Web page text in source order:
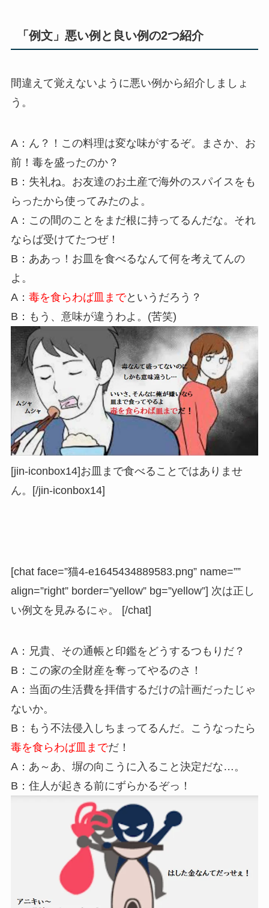
「例文」悪い例と良い例の2つ紹介
間違えて覚えないように悪い例から紹介しましょ
う。
A：ん？！この料理は変な味がするぞ。まさか、お
前！毒を盛ったのか？
B：失礼ね。お友達のお土産で海外のスパイスをも
らったから使ってみたのよ。
A：この間のことをまだ根に持ってるんだな。それ
ならば受けてたつぜ！
B：ああっ！お皿を食べるなんて何を考えてんの
よ。
A： 毒を食らわば皿までというだろう？
B：もう、意味が違うわよ。(苦笑)
[jin-iconbox14]お皿まで食べることではありませ
ん。[/jin-iconbox14]
[chat face=”猫4-e1645434889583.png” name=””
align=”right” border=”yellow” bg=”yellow”] 次は正し
い例文を見みるにゃ。 [/chat]
A：兄貴、その通帳と印鑑をどうするつもりだ？
B：この家の全財産を奪ってやるのさ！
A：当面の生活費を拝借するだけの計画だったじゃ
ないか。
B：もう不法侵入しちまってるんだ。こうなったら
毒を食らわば皿までだ！
A：あ～あ、塀の向こうに入ること決定だな…。
B：住人が起きる前にずらかるぞっ！